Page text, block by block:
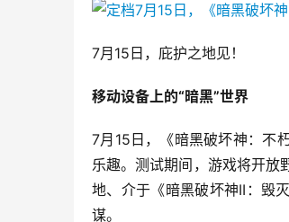
7月15日，庇护之地见！
移动设备上的“暗黑”世界
7月15日，《暗黑破坏神：不
乐趣。测试期间，游戏将开放
地、介于《暗黑破坏神II：毁
谋。